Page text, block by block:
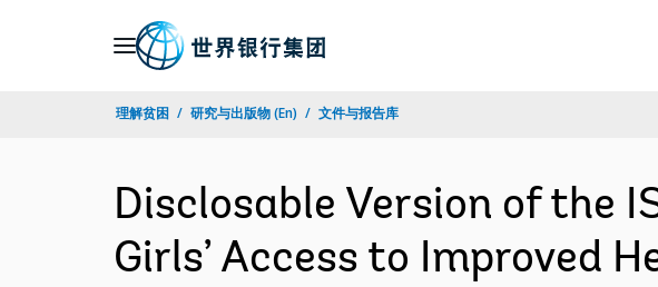
理解贫困 研究与出版物 (En) 文件与报告库
Disclosable Version of the
Girls’ Access to Improved